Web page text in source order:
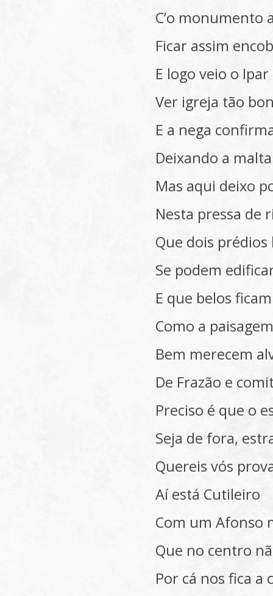
C’o monumento
Ficar assim
E logo veio o Ipar
Ver igreja tão
E a nega
Deixando a
Mas aqui deixo
Nesta pressa de
Que dois
Se podem
E que belos
Como a
Bem merecem
De Frazão e
Preciso é que o
Seja de fora,
Quereis vós
Aí está Cutileiro
Com um Afonso
Que no centro
Por cá nos fica a